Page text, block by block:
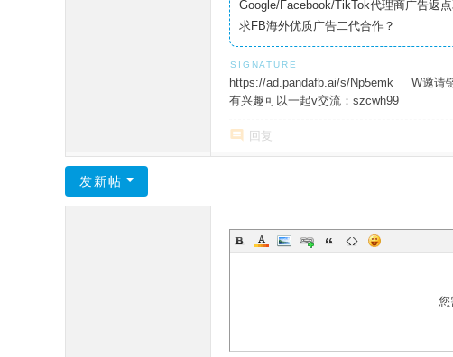
Google/Facebook/TikTok代理商广告返
求FB海外优质广告二代合作？
https://ad.pandafb.ai/s/Np5emk W邀请
有兴趣可以一起v交流：szcwh99
回复
发新帖
您